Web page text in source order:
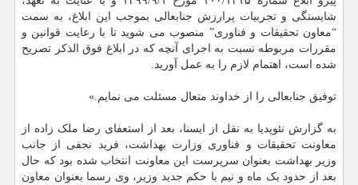
شایستگی و تجربیات پرارزش جنابعالی بموجب این ابلاغ، به سمت
“معاون تحقیقات و فناوری” منصوب می شوید تا با رعایت قوانین و
مقررات مربوطه نسبت به اجرای آنچه که در ابلاغ فوق الذکر تصریح
شده است، اهتمام لازم را به عمل آورید.
توفیق جنابعالی را از خداوند متعال مسئلت می نمایم.»
به گزارش نئوپدیا به نقل از ایسنا، بعد از استعفای رضا ملک زاده از
معاونت تحقیقات و فناوری وزارت بهداشت، فرید نجفی از جانب
وزیر بهداشت بعنوان سرپرست این معاونت انتخاب شده بود که حال
بعد از حدود یک ماه و نیم با حکم جدید وزیر، وی رسما بعنوان معاون